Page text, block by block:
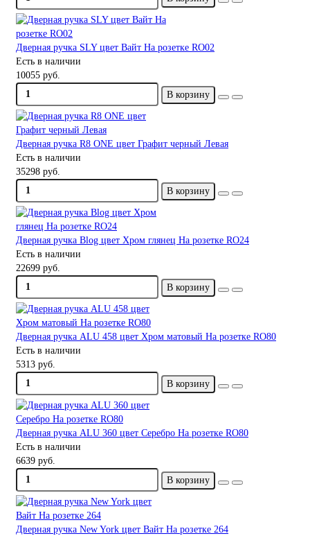
Дверная ручка SLY цвет Вайт На розетке RO02
Есть в наличии
10055 руб.
В корзину
Дверная ручка R8 ONE цвет Графит черный Левая
Есть в наличии
35298 руб.
В корзину
Дверная ручка Blog цвет Хром глянец На розетке RO24
Есть в наличии
22699 руб.
В корзину
Дверная ручка ALU 458 цвет Хром матовый На розетке RO80
Есть в наличии
5313 руб.
В корзину
Дверная ручка ALU 360 цвет Серебро На розетке RO80
Есть в наличии
6639 руб.
В корзину
Дверная ручка New York цвет Вайт На розетке 264